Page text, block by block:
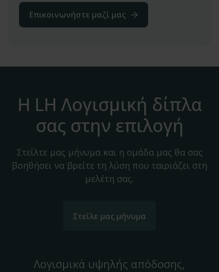
Επικοινωνήστε μαζί μας
Η LH Λογισμική δίπλα
σας στην επιλογή
Στείλτε μας μήνυμα και η ομάδα μας θα σας
βοηθήσει να βρείτε τη λύση που ταιριάζει στη
μελέτη σας.
Στείλε μας μήνυμα
Λογισμικά υψηλής απόδοσης,